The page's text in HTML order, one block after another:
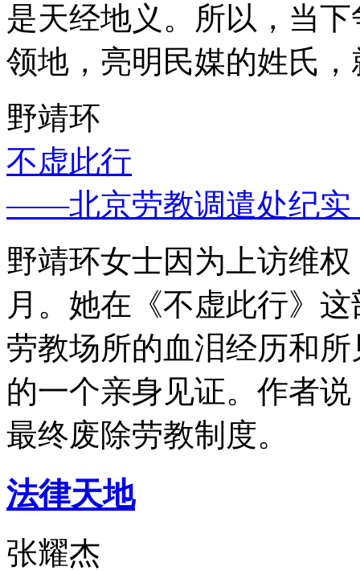
是天经地义。所以，当
领地，亮明民媒的姓氏
野靖环
不虚此行
——北京劳教调遣处纪实
野靖环女士因为上访维
月。她在《不虚此行》
劳教场所的血泪经历和
的一个亲身见证。作者
最终废除劳教制度。
法律天地
张耀杰